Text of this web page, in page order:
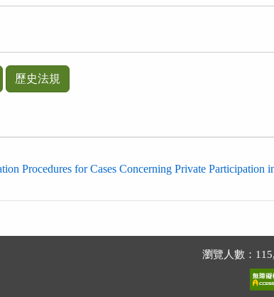
歷史法規
Procedures for Cases Concerning Private Participation
瀏覽人數：